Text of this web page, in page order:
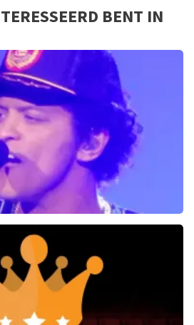
Markusse overTopTicketShop
BENT IN
reviews